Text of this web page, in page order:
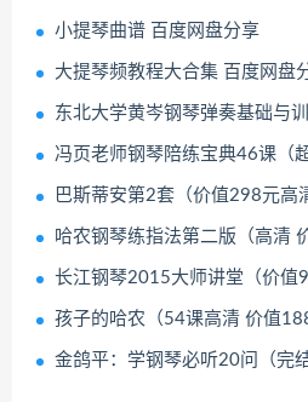
小提琴曲谱 百度网盘分享
大提琴频教程大合集 百度网盘
东北大学黄岑钢琴弹奏基础与训练（
冯页老师钢琴陪练宝典46课（
巴斯蒂安第2套（价值298元高
哈农钢琴练指法第二版（高清 价值
长江钢琴2015大师讲堂（价值988元
孩子的哈农（54课高清 价值188元--
金鸽平：学钢琴必听20问（完